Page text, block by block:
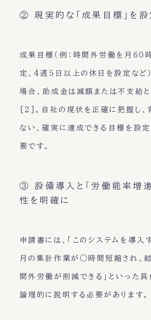
② 現実的な「成果目標」を設
成果目標（例：時間外労働を月60
定、4週5日以上の休日を設定など
場合、助成金は減額または不支給と
[2]。自社の現状を正確に把握し、
ない、確実に達成できる目標を設定
要です。
③ 設備導入と「労働能率増進
性を明確に
申請書には、「このシステムを導入
月の集計作業が○時間短縮され、
間外労働が削減できる」といった
論理的に説明する必要があります。